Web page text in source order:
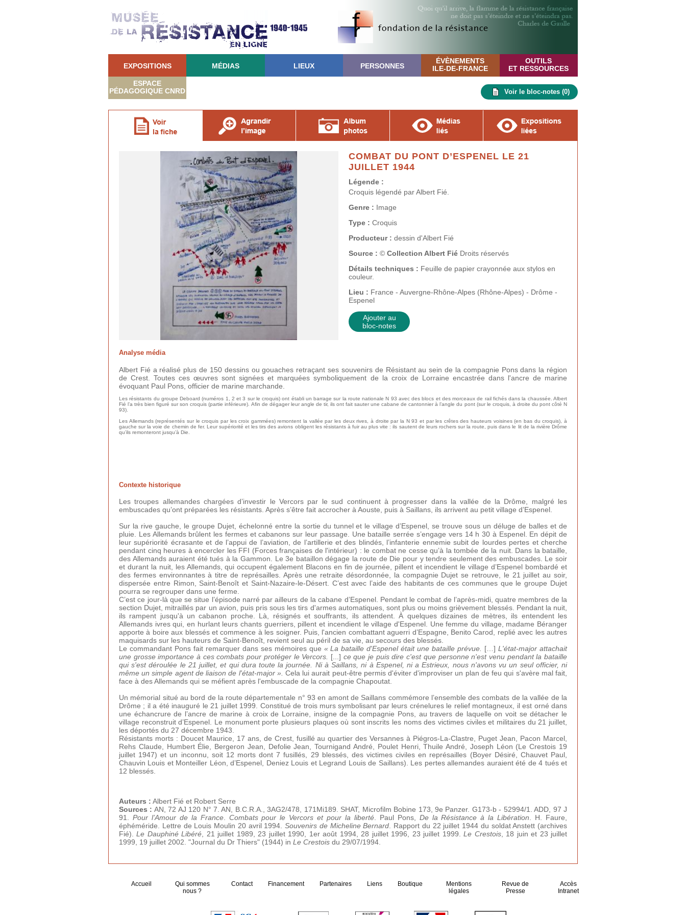
EXPOSITIONS MÉDIAS LIEUX PERSONNES
ÉVÈNEMENTS
ILE-DE-FRANCE
OUTILS
ET RESSOURCES
ESPACE
PÉDAGOGIQUE CNRD Voir le bloc-notes (0)
COMBAT DU PONT D’ESPENEL LE 21
JUILLET 1944
Légende :
Croquis légendé par Albert Fié.
Genre : Image
Type : Croquis
Producteur : dessin d'Albert Fié
Source : © Collection Albert Fié Droits réservés
Détails techniques : Feuille de papier crayonnée aux stylos en
couleur.
Lieu : France - Auvergne-Rhône-Alpes (Rhône-Alpes) - Drôme -
Espenel
Ajouter au
bloc-notes
Analyse média
Albert Fié a réalisé plus de 150 dessins ou gouaches retraçant ses souvenirs de Résistant au sein de la compagnie Pons dans la région
de Crest. Toutes ces œuvres sont signées et marquées symboliquement de la croix de Lorraine encastrée dans l'ancre de marine
évoquant Paul Pons, officier de marine marchande.
Les résistants du groupe Deboard (numéros 1, 2 et 3 sur le croquis) ont établi un barrage sur la route nationale N 93 avec des blocs et des morceaux de rail fichés dans la chaussée. Albert
Fié l’a très bien figuré sur son croquis (partie inférieure). Afin de dégager leur angle de tir, ils ont fait sauter une cabane de cantonnier à l’angle du pont (sur le croquis, à droite du pont côté N
93).
Les Allemands (représentés sur le croquis par les croix gammées) remontent la vallée par les deux rives, à droite par la N 93 et par les crêtes des hauteurs voisines (en bas du croquis), à
gauche sur la voie de chemin de fer. Leur supériorité et les tirs des avions obligent les résistants à fuir au plus vite : ils sautent de leurs rochers sur la route, puis dans le lit de la rivière Drôme
qu’ils remonteront jusqu’à Die.
Contexte historique
Les troupes allemandes chargées d’investir le Vercors par le sud continuent à progresser dans la vallée de la Drôme, malgré les
embuscades qu’ont préparées les résistants. Après s’être fait accrocher à Aouste, puis à Saillans, ils arrivent au petit village d’Espenel.
Sur la rive gauche, le groupe Dujet, échelonné entre la sortie du tunnel et le village d’Espenel, se trouve sous un déluge de balles et de
pluie. Les Allemands brûlent les fermes et cabanons sur leur passage. Une bataille serrée s’engage vers 14 h 30 à Espenel. En dépit de
leur supériorité écrasante et de l’appui de l’aviation, de l’artillerie et des blindés, l’infanterie ennemie subit de lourdes pertes et cherche
pendant cinq heures à encercler les FFI (Forces françaises de l'intérieur) : le combat ne cesse qu’à la tombée de la nuit. Dans la bataille,
des Allemands auraient été tués à la Gammon. Le 3e bataillon dégage la route de Die pour y tendre seulement des embuscades. Le soir
et durant la nuit, les Allemands, qui occupent également Blacons en fin de journée, pillent et incendient le village d’Espenel bombardé et
des fermes environnantes à titre de représailles. Après une retraite désordonnée, la compagnie Dujet se retrouve, le 21 juillet au soir,
dispersée entre Rimon, Saint-Benoît et Saint-Nazaire-le-Désert. C’est avec l’aide des habitants de ces communes que le groupe Dujet
pourra se regrouper dans une ferme.
C’est ce jour-là que se situe l’épisode narré par ailleurs de la cabane d’Espenel. Pendant le combat de l’après-midi, quatre membres de la
section Dujet, mitraillés par un avion, puis pris sous les tirs d'armes automatiques, sont plus ou moins grièvement blessés. Pendant la nuit,
ils rampent jusqu'à un cabanon proche. Là, résignés et souffrants, ils attendent. À quelques dizaines de mètres, ils entendent les
Allemands ivres qui, en hurlant leurs chants guerriers, pillent et incendient le village d'Espenel. Une femme du village, madame Béranger
apporte à boire aux blessés et commence à les soigner. Puis, l'ancien combattant aguerri d’Espagne, Benito Carod, replié avec les autres
maquisards sur les hauteurs de Saint-Benoît, revient seul au péril de sa vie, au secours des blessés.
Le commandant Pons fait remarquer dans ses mémoires que « La bataille d'Espenel était une bataille prévue. […]L'état-major attachait
une grosse importance à ces combats pour protéger le Vercors.
[...] ce que je puis dire c'est que personne n'est venu pendant la bataille
qui s'est déroulée le 21 juillet, et qui dura toute la journée. Ni à Saillans, ni à Espenel, ni a Estrieux, nous n'avons vu un seul officier, ni
même un simple agent de liaison de l'état-major ». Cela lui aurait peut-être permis d'éviter d'improviser un plan de feu qui s'avère mal fait,
face à des Allemands qui se méfient après l'embuscade de la compagnie Chapoutat.
Un mémorial situé au bord de la route départementale n° 93 en amont de Saillans commémore l’ensemble des combats de la vallée de la
Drôme ; il a été inauguré le 21 juillet 1999. Constitué de trois murs symbolisant par leurs crénelures le relief montagneux, il est orné dans
une échancrure de l’ancre de marine à croix de Lorraine, insigne de la compagnie Pons, au travers de laquelle on voit se détacher le
village reconstruit d’Espenel. Le monument porte plusieurs plaques où sont inscrits les noms des victimes civiles et militaires du 21 juillet,
les déportés du 27 décembre 1943.
Résistants morts : Doucet Maurice, 17 ans, de Crest, fusillé au quartier des Versannes à Piégros-La-Clastre, Puget Jean, Pacon Marcel,
Rehs Claude, Humbert Élie, Bergeron Jean, Defolie Jean, Tournigand André, Poulet Henri, Thuile André, Joseph Léon (Le Crestois 19
juillet 1947) et un inconnu, soit 12 morts dont 7 fusillés, 29 blessés, des victimes civiles en représailles (Boyer Désiré, Chauvet Paul,
Chauvin Louis et Monteiller Léon, d’Espenel, Deniez Louis et Legrand Louis de Saillans). Les pertes allemandes auraient été de 4 tués et
12 blessés.
Auteurs : Albert Fié et Robert Serre
Sources : AN, 72 AJ 120 N° 7. AN, B.C.R.A., 3AG2/478, 171Mi189. SHAT, Microfilm Bobine 173, 9e Panzer. G173-b - 52994/1. ADD, 97 J
91. Pour l’Amour de la France. Combats pour le Vercors et pour la liberté. Paul Pons, De la Résistance à la Libération . H. Faure,
éphéméride. Lettre de Louis Moulin 20 avril 1994. Souvenirs de Micheline Bernard . Rapport du 22 juillet 1944 du soldat Anstett (archives
Fié).Le Dauphiné Libéré , 21 juillet 1989, 23 juillet 1990, 1er août 1994, 28 juillet 1996, 23 juillet 1999.Le Crestois, 18 juin et 23 juillet
1999, 19 juillet 2002. "Journal du Dr Thiers" (1944) in Le Crestois du 29/07/1994.
Accueil
Qui sommes
nous ?
Contact Financement Partenaires Liens Boutique
Mentions
légales
Revue de
Presse
Accès
Intranet